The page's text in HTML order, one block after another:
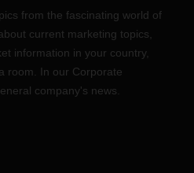
from the fascinating world of
current marketing topics,
information in your country,
room. In our Corporate
company's news.